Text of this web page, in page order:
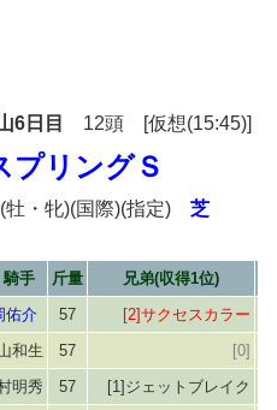
6日目 12頭 [仮想(15:45)]
プリングＳ
牡・牝)(国際)(指定) 芝
騎手 斤量
兄弟(収得1位)
佑介 57
[2]サクセスカラー
和生 57
[0]
明秀 57
[1]ジェットブレイク